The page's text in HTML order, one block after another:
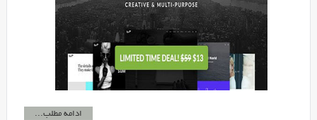
ادامه مطلب...